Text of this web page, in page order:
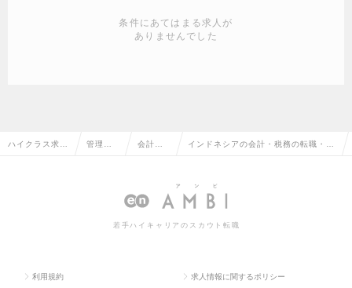
条件にあてはまる求人が
ありませんでした
ハイクラス求人 管理部 会計・ インドネシアの会計・税務の転職・求
若手ハイキャリアのスカウト転職
利用規約 求人情報に関するポリシー